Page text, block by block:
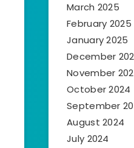
March 2025
February 2025
January 2025
December
November
October 2024
September
August 2024
July 2024